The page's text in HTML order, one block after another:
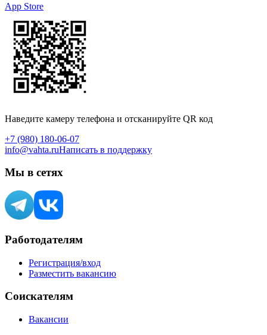
App Store
Наведите камеру телефона и отсканируйте QR код
+7 (980) 180-06-07
info@vahta.ruНаписать в поддержку
Мы в сетях
Работодателям
Регистрация/вход
Разместить вакансию
Соискателям
Вакансии